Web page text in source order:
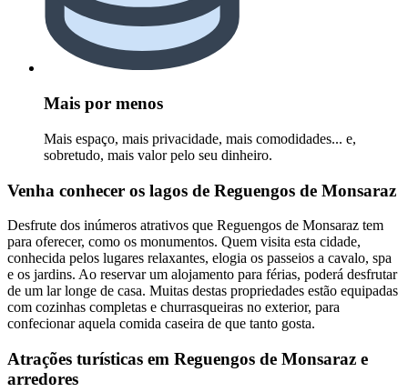
Mais por menos
Mais espaço, mais privacidade, mais comodidades... e,
sobretudo, mais valor pelo seu dinheiro.
Venha conhecer os lagos de Reguengos de Monsaraz
Desfrute dos inúmeros atrativos que Reguengos de Monsaraz tem
para oferecer, como os monumentos. Quem visita esta cidade,
conhecida pelos lugares relaxantes, elogia os passeios a cavalo, spa
e os jardins. Ao reservar um alojamento para férias, poderá desfrutar
de um lar longe de casa. Muitas destas propriedades estão equipadas
com cozinhas completas e churrasqueiras no exterior, para
confecionar aquela comida caseira de que tanto gosta.
Atrações turísticas em Reguengos de Monsaraz e
arredores